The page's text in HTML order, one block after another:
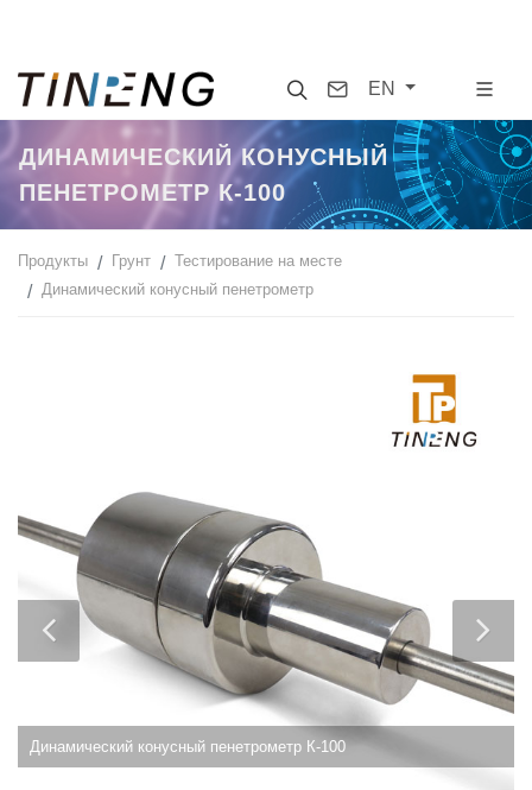
SearchContact
EN
ДИНАМИЧЕСКИЙ КОНУСНЫЙ
ПЕНЕТРОМЕТР К-100
Продукты Грунт
Тестирование на месте
Динамический конусный пенетрометр
Динамический конусный пенетрометр К-100